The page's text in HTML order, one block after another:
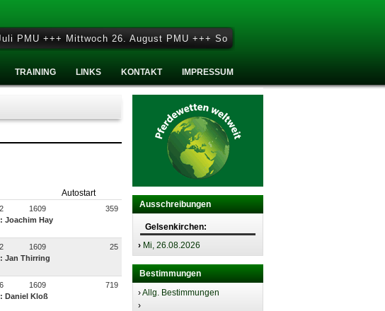
PMU +++ Mittwoch 26. August PMU +++ Sonntag 27. September - Sonntag
TRAINING LINKS KONTAKT IMPRESSUM
Autostart
1609
359
Joachim Hay
1609
25
Jan Thirring
1609
719
Daniel Kloß
Ausschreibungen
Gelsenkirchen:
› Mi, 26.08.2026
Bestimmungen
›Allg. Bestimmungen
›